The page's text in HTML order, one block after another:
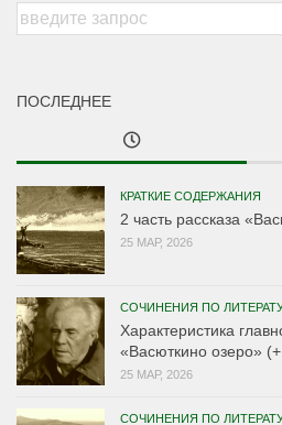
ПОСЛЕДНЕЕ
КРАТКИЕ СОДЕРЖАНИЯ
2 часть рассказа
25 МАР, 2026
СОЧИНЕНИЯ ПО
Характеристика
«Васюткино озеро»
25 МАР, 2026
СОЧИНЕНИЯ ПО